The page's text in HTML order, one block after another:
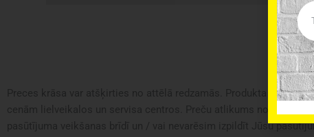
Preces krāsa var atšķirties no attēlā redzamās. Produkta
pasūtījuma veikšanas brīdī un / vai nevarēsim izpildīt Jūsu
Email